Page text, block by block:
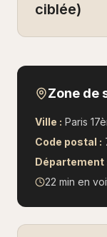
ciblée)
Zone de
Ville : Paris
Code postal :
Département
22 min en